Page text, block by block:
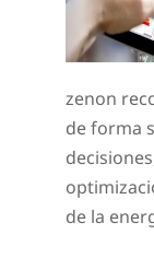
zenon
de forma
de la